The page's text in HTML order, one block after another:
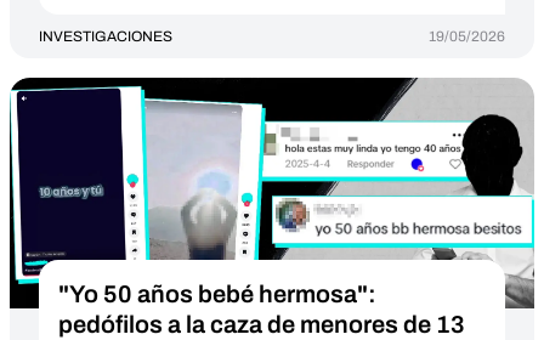
INVESTIGACIONES 19/05/2026
"Yo 50 años bebé hermosa":
pedófilos a la caza de menores de 13